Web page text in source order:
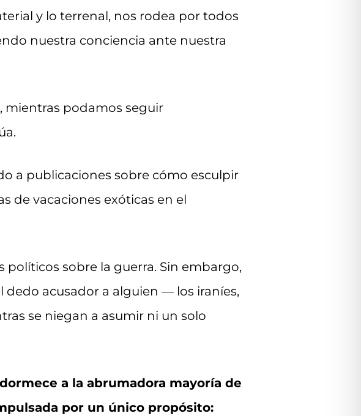
y lo terrenal, nos rodea por todos
nuestra conciencia ante nuestra
mientras podamos seguir
a publicaciones sobre cómo esculpir
de vacaciones exóticas en el
políticos sobre la guerra. Sin embargo,
dedo acusador a alguien — los iraníes,
se niegan a asumir ni un solo
a la abrumadora mayoría de
por un único propósito: